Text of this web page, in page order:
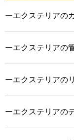
ーエクステリアの
ーエクステリアの
ーエクステリアの
ーエクステリアの